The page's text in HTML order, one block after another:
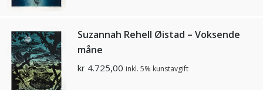
Suzannah Rehell Øistad – Voksende
måne
kr 4.725,00 inkl. 5% kunstavgift